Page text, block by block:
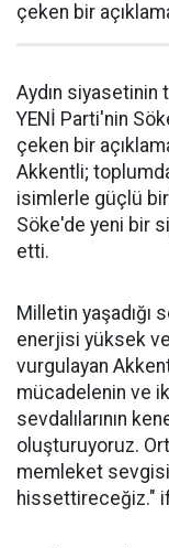
çeken bir
Aydın siyasetinin
YENİ Parti'nin
çeken bir
Akkentli;
isimlerle güçlü
Söke'de yeni bir
etti.
Milletin yaşadığı
enerjisi yüksek
vurgulayan
mücadelenin ve
sevdalılarının
oluşturuyoruz.
memleket
hissettireceğiz."